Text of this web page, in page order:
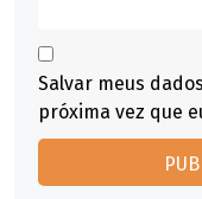
Salvar meus
próxima vez que